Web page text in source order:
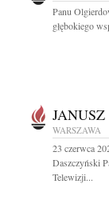
Panu
głębokiego
WARSZAWA
23 czerwca
Daszczyński
Telewizji...